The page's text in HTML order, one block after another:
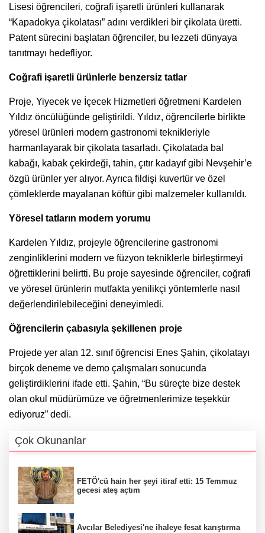
Lisesi öğrencileri, coğrafi işaretli ürünleri kullanarak
“Kapadokya çikolatası” adını verdikleri bir çikolata üretti.
Patent sürecini başlatan öğrenciler, bu lezzeti dünyaya
tanıtmayı hedefliyor.
Coğrafi işaretli ürünlerle benzersiz tatlar
Proje, Yiyecek ve İçecek Hizmetleri öğretmeni Kardelen
Yıldız öncülüğünde geliştirildi. Yıldız, öğrencilerle birlikte
yöresel ürünleri modern gastronomi teknikleriyle
harmanlayarak bir çikolata tasarladı. Çikolatada bal
kabağı, kabak çekirdeği, tahin, çıtır kadayıf gibi Nevşehir’e
özgü ürünler yer alıyor. Ayrıca fildişi kuvertür ve özel
çömleklerde mayalanan köftür gibi malzemeler kullanıldı.
Yöresel tatların modern yorumu
Kardelen Yıldız, projeyle öğrencilerine gastronomi
zenginliklerini modern ve füzyon tekniklerle birleştirmeyi
öğrettiklerini belirtti. Bu proje sayesinde öğrenciler, coğrafi
ve yöresel ürünlerin mutfakta yenilikçi yöntemlerle nasıl
değerlendirilebileceğini deneyimledi.
Öğrencilerin çabasıyla şekillenen proje
Projede yer alan 12. sınıf öğrencisi Enes Şahin, çikolatayı
birçok deneme ve demo çalışmaları sonucunda
geliştirdiklerini ifade etti. Şahin, “Bu süreçte bize destek
olan okul müdürümüze ve öğretmenlerimize teşekkür
ediyoruz” dedi.
Çok Okunanlar
FETÖ'cü hain her şeyi itiraf etti: 15 Temmuz
gecesi ateş açtım
Avcılar Belediyesi'ne ihaleye fesat karıştırma